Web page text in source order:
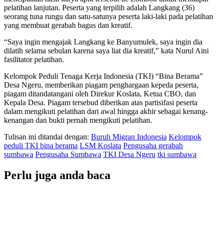
pelatihan lanjutan. Peserta yang terpilih adalah Langkang (36)
seorang tuna rungu dan satu-satunya peserta laki-laki pada pelatihan
yang membuat gerabah bagus dan kreatif.
“Saya ingin mengajak Langkang ke Banyumulek, saya ingin dia
dilatih selama sebulan karena saya liat dia kreatif,” kata Nurul Aini
fasilitator pelatihan.
Kelompok Peduli Tenaga Kerja Indonesia (TKI) “Bina Berama”
Desa Ngeru, memberikan piagam penghargaan kepeda peserta,
piagam ditandatangani oleh Direkur Koslata, Ketua CBO, dan
Kepala Desa. Piagam tersebud diberikan atas partisifasi peserta
dalam mengikuti pelatihan dari awal hingga akhir sebagai kenang-
kenangan dan bukti pernah mengikuti pelatihan.
Tulisan ini ditandai dengan: Buruh Migran Indonesia Kelompok
peduli TKI bina berama LSM Koslata Pengusaha gerabah
sumbawa Pengusaha Sumbawa TKI Desa Ngeru tki sumbawa
Perlu juga anda baca